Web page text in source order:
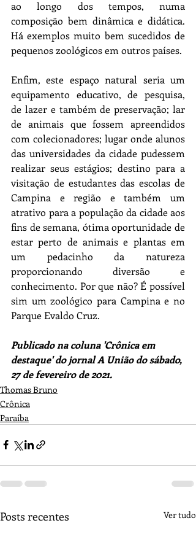
ao longo dos tempos, numa
composição bem dinâmica e didática.
Há exemplos muito bem sucedidos de
pequenos zoológicos em outros países.
Enfim, este espaço natural seria um
equipamento educativo, de pesquisa,
de lazer e também de preservação; lar
de animais que fossem apreendidos
com colecionadores; lugar onde alunos
das universidades da cidade pudessem
realizar seus estágios; destino para a
visitação de estudantes das escolas de
Campina e região e também um
atrativo para a população da cidade aos
fins de semana, ótima oportunidade de
estar perto de animais e plantas em
um pedacinho da natureza
proporcionando diversão e
conhecimento. Por que não? É possível
sim um zoológico para Campina e no
Parque Evaldo Cruz.
Publicado na coluna 'Crônica em
destaque' do jornal A União do sábado,
27 de fevereiro de 2021.
Thomas Bruno
Crônica
Paraíba
Posts recentes Ver tudo